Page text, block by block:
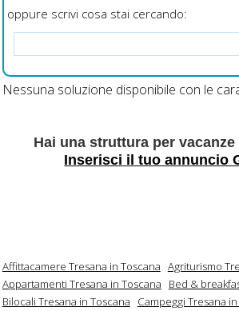
oppure scrivi cosa stai cercando:
Nessuna soluzione disponibile con le
Hai una struttura per
Inserisci il tuo annuncio
Affittacamere Tresana in Toscana Agriturismo
Appartamenti Tresana in Toscana
Bed &
Bilocali Tresana in Toscana
Campeggi Tresana